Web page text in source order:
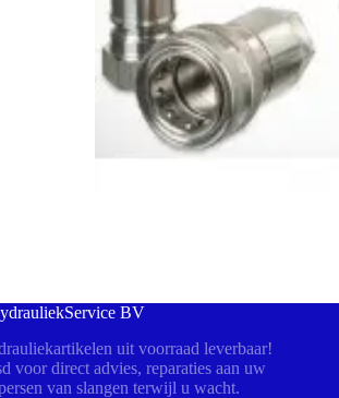
BV
uit voorraad leverbaar!
voor direct advies, reparaties aan uw
van slangen terwijl u wacht.